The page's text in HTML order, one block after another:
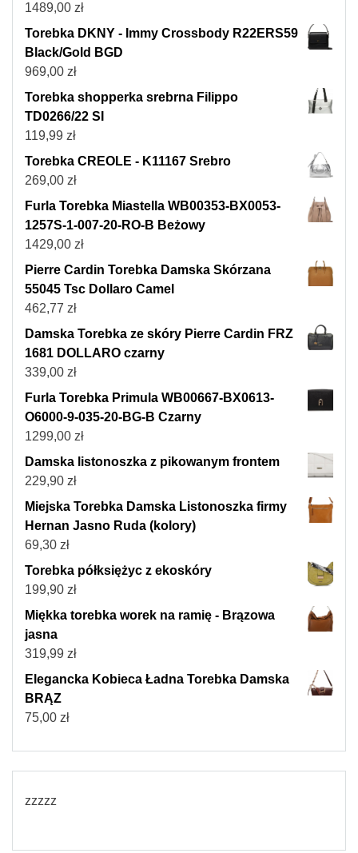
1489,00 zł
Torebka DKNY - Immy Crossbody R22ERS59
Black/Gold BGD
969,00 zł
Torebka shopperka srebrna Filippo
TD0266/22 SI
119,99 zł
Torebka CREOLE - K11167 Srebro
269,00 zł
Furla Torebka Miastella WB00353-BX0053-
1257S-1-007-20-RO-B Beżowy
1429,00 zł
Pierre Cardin Torebka Damska Skórzana
55045 Tsc Dollaro Camel
462,77 zł
Damska Torebka ze skóry Pierre Cardin FRZ
1681 DOLLARO czarny
339,00 zł
Furla Torebka Primula WB00667-BX0613-
O6000-9-035-20-BG-B Czarny
1299,00 zł
Damska listonoszka z pikowanym frontem
229,90 zł
Miejska Torebka Damska Listonoszka firmy
Hernan Jasno Ruda (kolory)
69,30 zł
Torebka półksiężyc z ekoskóry
199,90 zł
Miękka torebka worek na ramię - Brązowa
jasna
319,99 zł
Elegancka Kobieca Ładna Torebka Damska
BRĄZ
75,00 zł
zzzzz